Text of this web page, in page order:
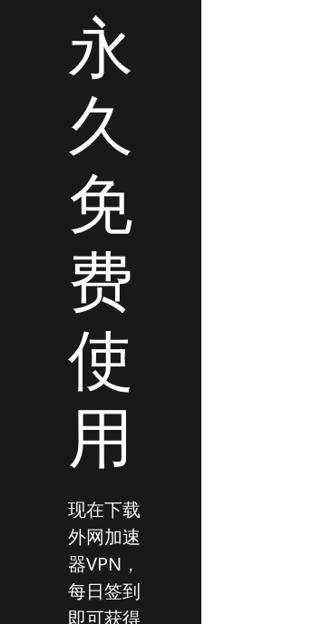
永
久
免
费
使
用
现在下载
外网加速
器VPN，
每日签到
即可获得